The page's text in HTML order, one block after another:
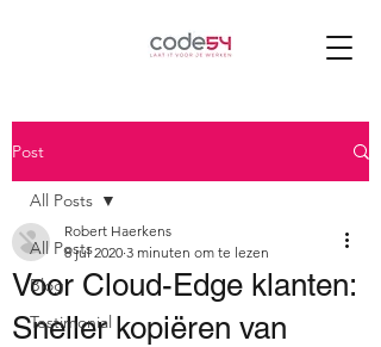
Post
All Posts
Blog
Testimonial
All Posts
Voor Cloud-Edge klanten:
Sneller kopiëren van
Robert Haerkens
8 jul 2020 3 minuten om te lezen